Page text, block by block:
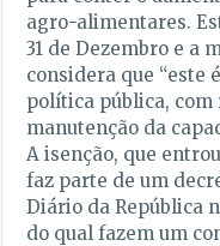
agro-alimentares.
31 de Dezembro e a
considera que “este
política pública, com
manutenção da
A isenção, que
faz parte de um
Diário da República
do qual fazem um